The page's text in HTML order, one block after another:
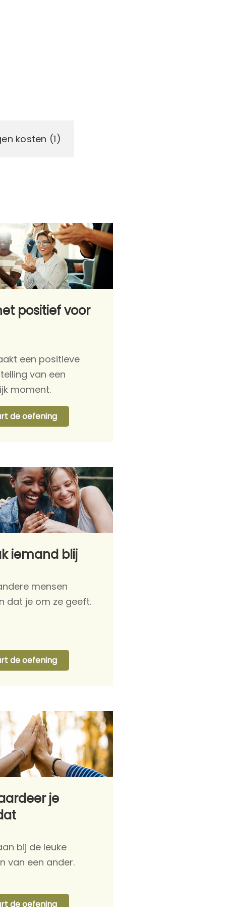
kosten (1)
positief voor
een positieve
van een
moment.
de oefening
iemand blij
mensen
dat je om ze geeft.
de oefening
je
bij de leuke
van een ander.
de oefening